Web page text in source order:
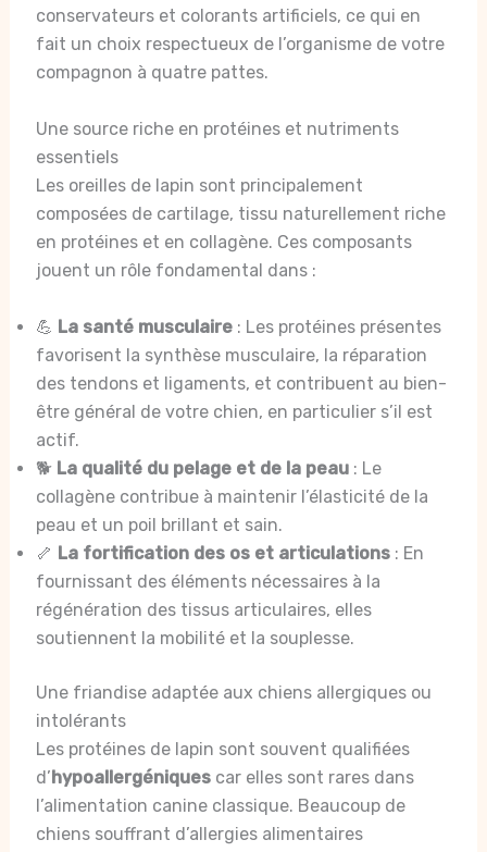
conservateurs et colorants artificiels, ce qui en
fait un choix respectueux de l’organisme de votre
compagnon à quatre pattes.
Une source riche en protéines et nutriments
essentiels
Les oreilles de lapin sont principalement
composées de cartilage, tissu naturellement riche
en protéines et en collagène. Ces composants
jouent un rôle fondamental dans :
💪 La santé musculaire: Les protéines présentes
favorisent la synthèse musculaire, la réparation
des tendons et ligaments, et contribuent au bien-
être général de votre chien, en particulier s’il est
actif.
🐕 La qualité du pelage et de la peau: Le
collagène contribue à maintenir l’élasticité de la
peau et un poil brillant et sain.
🦴 La fortification des os et articulations: En
fournissant des éléments nécessaires à la
régénération des tissus articulaires, elles
soutiennent la mobilité et la souplesse.
Une friandise adaptée aux chiens allergiques ou
intolérants
Les protéines de lapin sont souvent qualifiées
d’hypoallergéniquescar elles sont rares dans
l’alimentation canine classique. Beaucoup de
chiens souffrant d’allergies alimentaires